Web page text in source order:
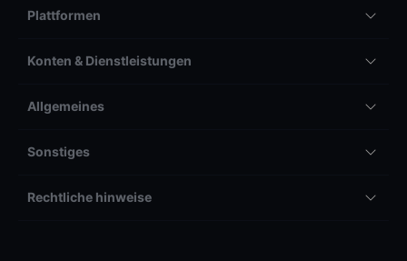
Plattformen
Konten & Dienstleistungen
Allgemeines
Sonstiges
Rechtliche hinweise